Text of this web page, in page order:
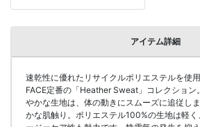
アイテム詳細
速乾性に優れたリサイクルポリエステルを使
FACE定番の「Heather Sweat」コレクション
やかな生地は、体の動きにスムーズに追従し
かな肌触り。ポリエステル100%の生地は軽